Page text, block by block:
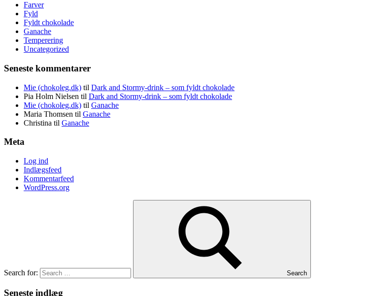
Farver
Fyld
Fyldt chokolade
Ganache
Temperering
Uncategorized
Seneste kommentarer
Mie (chokoleg.dk) til Dark and Stormy-drink – som fyldt chokolade
Pia Holm Nielsen til Dark and Stormy-drink – som fyldt chokolade
Mie (chokoleg.dk) til Ganache
Maria Thomsen til Ganache
Christina til Ganache
Meta
Log ind
Indlægsfeed
Kommentarfeed
WordPress.org
Search for: Search
Seneste indlæg